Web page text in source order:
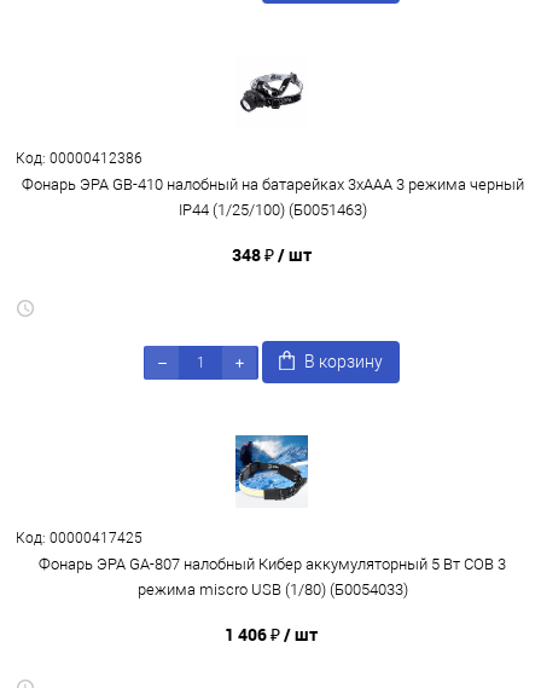
Код: 00000412386
Фонарь ЭРА GB-410 налобный на батарейках 3хААА 3 режима черный
IP44 (1/25/100) (Б0051463)
348 ₽/ шт
В корзину
Код: 00000417425
Фонарь ЭРА GA-807 налобный Кибер аккумуляторный 5 Вт COB 3
режима miscro USB (1/80) (Б0054033)
1 406 ₽/ шт